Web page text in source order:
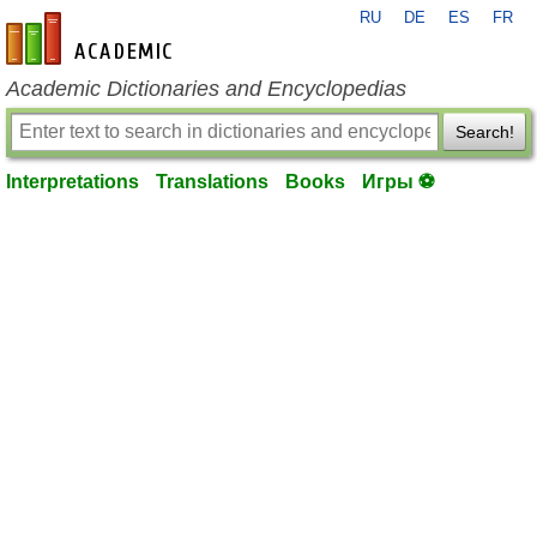
en-academic.com
RU DE ES FR
Academic Dictionaries and Encyclopedias
Search!
Interpretations Translations Books Игры ⚽